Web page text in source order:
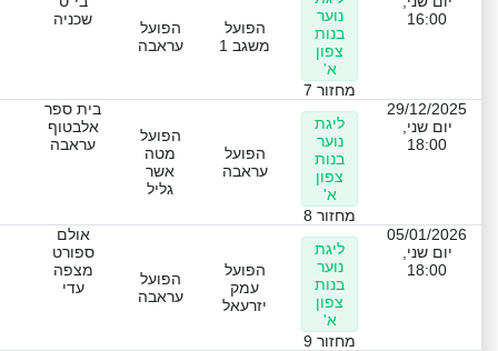
16:00
נוער
בנות
צפון
א'
מחזור 7
הפועל
משגב 1
הפועל
עראבה
שכניה
29/12/2025
יום שני,
18:00
ליגת
נוער
בנות
צפון
א'
מחזור 8
הפועל
עראבה
הפועל
מטה
אשר
גליל
בית ספר
אלבטוף
עראבה
05/01/2026
יום שני,
18:00
ליגת
נוער
בנות
צפון
א'
מחזור 9
הפועל
עמק
יזרעאל
הפועל
עראבה
אולם
ספורט
מצפה
עדי